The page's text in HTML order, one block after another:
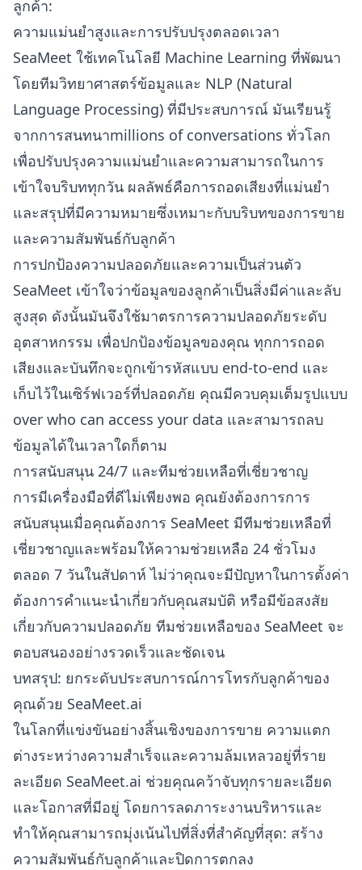
ลูกค้า:
ความแม่นยำสูงและการปรับปรุงตลอดเวลา
SeaMeet ใช้เทคโนโลยี Machine Learning ที่พัฒนา
โดยทีมวิทยาศาสตร์ข้อมูลและ NLP (Natural
Language Processing) ที่มีประสบการณ์ มันเรียนรู้
จากการสนทนาmillions of conversations ทั่วโลก
เพื่อปรับปรุงความแม่นยำและความสามารถในการ
เข้าใจบริบททุกวัน ผลลัพธ์คือการถอดเสียงที่แม่นยำ
และสรุปที่มีความหมายซึ่งเหมาะกับบริบทของการขาย
และความสัมพันธ์กับลูกค้า
การปกป้องความปลอดภัยและความเป็นส่วนตัว
SeaMeet เข้าใจว่าข้อมูลของลูกค้าเป็นสิ่งมีค่าและลับ
สูงสุด ดังนั้นมันจึงใช้มาตรการความปลอดภัยระดับ
อุตสาหกรรม เพื่อปกป้องข้อมูลของคุณ ทุกการถอด
เสียงและบันทึกจะถูกเข้ารหัสแบบ end-to-end และ
เก็บไว้ในเซิร์ฟเวอร์ที่ปลอดภัย คุณมีควบคุมเต็มรูปแบบ
over who can access your data และสามารถลบ
ข้อมูลได้ในเวลาใดก็ตาม
การสนับสนุน 24/7 และทีมช่วยเหลือที่เชี่ยวชาญ
การมีเครื่องมือที่ดีไม่เพียงพอ คุณยังต้องการการ
สนับสนุนเมื่อคุณต้องการ SeaMeet มีทีมช่วยเหลือที่
เชี่ยวชาญและพร้อมให้ความช่วยเหลือ 24 ชั่วโมง
ตลอด 7 วันในสัปดาห์ ไม่ว่าคุณจะมีปัญหาในการตั้งค่า
ต้องการคำแนะนำเกี่ยวกับคุณสมบัติ หรือมีข้อสงสัย
เกี่ยวกับความปลอดภัย ทีมช่วยเหลือของ SeaMeet จะ
ตอบสนองอย่างรวดเร็วและชัดเจน
บทสรุป: ยกระดับประสบการณ์การโทรกับลูกค้าของ
คุณด้วย SeaMeet.ai
ในโลกที่แข่งขันอย่างสิ้นเชิงของการขาย ความแตก
ต่างระหว่างความสำเร็จและความล้มเหลวอยู่ที่ราย
ละเอียด SeaMeet.ai ช่วยคุณคว้าจับทุกรายละเอียด
และโอกาสที่มีอยู่ โดยการลดภาระงานบริหารและ
ทำให้คุณสามารถมุ่งเน้นไปที่สิ่งที่สำคัญที่สุด: สร้าง
ความสัมพันธ์กับลูกค้าและปิดการตกลง